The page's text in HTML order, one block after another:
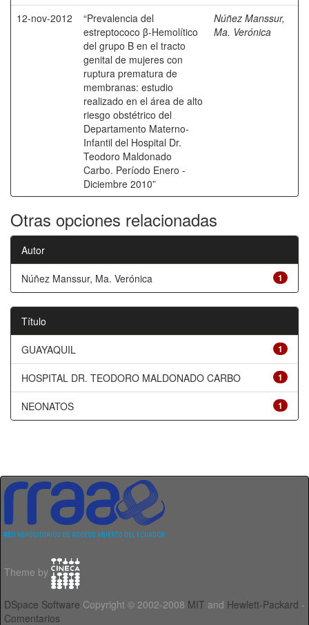
12-nov-2012
“Prevalencia del
estreptococo β-Hemolítico
del grupo B en el tracto
genital de mujeres con
ruptura prematura de
membranas: estudio
realizado en el área de alto
riesgo obstétrico del
Departamento Materno-
Infantil del Hospital Dr.
Teodoro Maldonado
Carbo. Período Enero -
Diciembre 2010”
Núñez Manssur,
Ma. Verónica
Otras opciones relacionadas
Autor
1
Núñez Manssur, Ma. Verónica
Título
1
GUAYAQUIL
1
HOSPITAL DR. TEODORO MALDONADO CARBO
1
NEONATOS
Theme by
DSpace Software Copyright © 2002-2008 MIT and Hewlett-Packard -
Comentarios